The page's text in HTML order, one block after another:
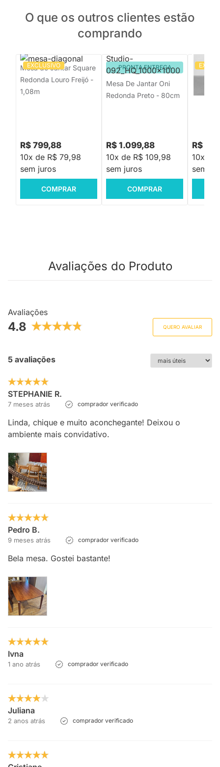
O que os outros clientes estão
comprando
EXCLUSIVO
Mesa de Jantar Square
Redonda Louro Freijó -
1,08m
R$ 799,88
10x de R$ 79,98
sem juros
COMPRAR
PRONTA ENTREGA
Mesa De Jantar Oni
Redonda Preto - 80cm
R$ 1.099,88
10x de R$ 109,98
sem juros
COMPRAR
Mesa
R$
10x de
sem
Avaliações do Produto
Avaliações
4.8 QUERO AVALIAR
5 avaliações
STEPHANIE R.
7 meses atrás comprador verificado
Linda, chique e muito aconchegante! Deixou o
ambiente mais convidativo.
Pedro B.
9 meses atrás comprador verificado
Bela mesa. Gostei bastante!
Ivna
1 ano atrás comprador verificado
Juliana
2 anos atrás comprador verificado